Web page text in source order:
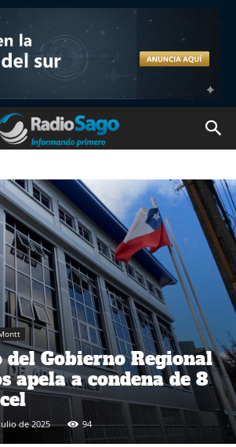
del Gobierno Regional
apela a condena de 8
de 2025 94